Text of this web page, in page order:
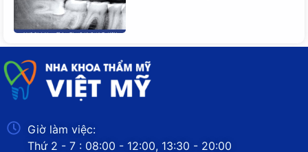
Giờ làm việc:
Thứ 2 - 7 : 08:00 - 12:00, 13:30 - 20:00